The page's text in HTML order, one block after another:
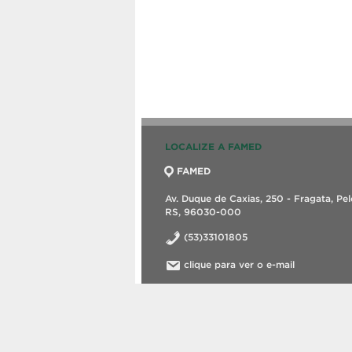
LOCALIZE A FAMED
FAMED
Av. Duque de Caxias, 250 - Fragata,
RS, 96030-000
(53)33101805
clique para ver o e-mail